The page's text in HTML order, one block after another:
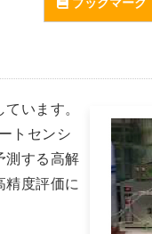
います。
トセンシ
測する高解
精度評価に